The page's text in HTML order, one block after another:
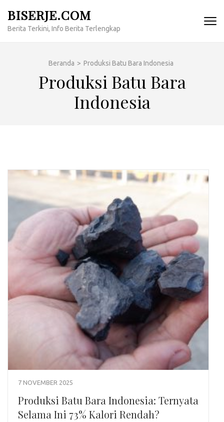
konten
BISERJE.COM
Berita Terkini, Info Berita Terlengkap
Beranda > Produksi Batu Bara Indonesia
Produksi Batu Bara
Indonesia
7 NOVEMBER 2025
Produksi Batu Bara Indonesia: Ternyata
Selama Ini 73% Kalori Rendah?